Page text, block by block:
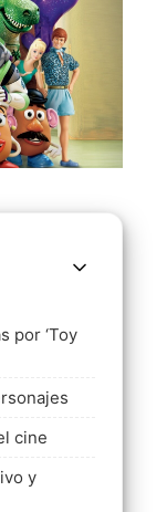
por ‘Toy
cine
y